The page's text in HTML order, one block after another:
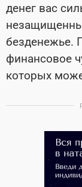
денег вас
безденежье.
финансовое
которых